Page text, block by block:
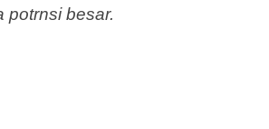
potrnsi besar.